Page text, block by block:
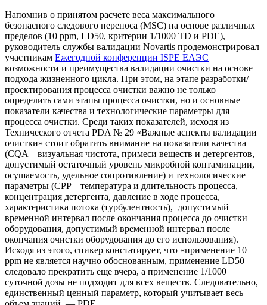
Напомнив о принятом расчете веса максимального
безопасного следового переноса (MSC) на основе различных
пределов (10 ppm, LD50, критерии 1/1000 TD и PDE),
руководитель службы валидации Novartis продемонстрировал
участникам Ежегодной конференции ISPE ЕАЭС
возможности и преимущества валидации очистки на основе
подхода жизненного цикла. При этом, на этапе разработки/
проектирования процесса очистки важно не только
определить сами этапы процесса очистки, но и основные
показатели качества и технологические параметры для
процесса очистки. Среди таких показателей, исходя из
Технического отчета PDA № 29 «Важные аспекты валидации
очистки» стоит обратить внимание на показатели качества
(CQA – визуальная чистота, примеси веществ и детергентов,
допустимый остаточный уровень микробной контаминации,
осушаемость, удельное сопротивление) и технологические
параметры (CPP – температура и длительность процесса,
концентрация детергента, давление в ходе процесса,
характеристика потока (турбулентность), допустимый
временной интервал после окончания процесса до очистки
оборудования, допустимый временной интервал после
окончания очистки оборудования до его использования).
Исходя из этого, спикер констатирует, что «применение 10
ppm не является научно обоснованным, применение LD50
следовало прекратить еще вчера, а применение 1/1000
суточной дозы не подходит для всех веществ. Следовательно,
единственный ценный параметр, который учитывает весь